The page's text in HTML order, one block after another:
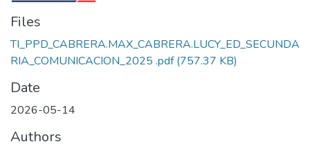
Files
TI_PPD_CABRERA.MAX_CABRERA.LUCY_ED_SECUNDA
RIA_COMUNICACION_2025 .pdf(757.37 KB)
Date
2026-05-14
Authors